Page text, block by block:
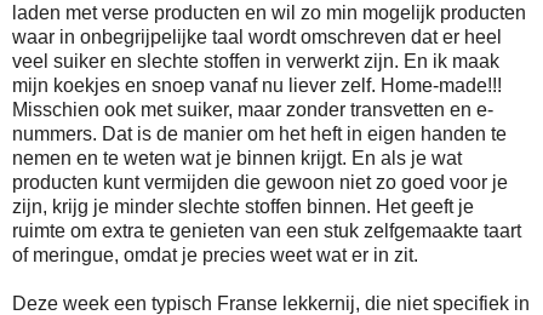
laden met verse producten en wil zo min mogelijk producten
waar in onbegrijpelijke taal wordt omschreven dat er heel
veel suiker en slechte stoffen in verwerkt zijn. En ik maak
mijn koekjes en snoep vanaf nu liever zelf. Home-made!!!
Misschien ook met suiker, maar zonder transvetten en e-
nummers. Dat is de manier om het heft in eigen handen te
nemen en te weten wat je binnen krijgt. En als je wat
producten kunt vermijden die gewoon niet zo goed voor je
zijn, krijg je minder slechte stoffen binnen. Het geeft je
ruimte om extra te genieten van een stuk zelfgemaakte taart
of meringue, omdat je precies weet wat er in zit.
Deze week een typisch Franse lekkernij, die niet specifiek in